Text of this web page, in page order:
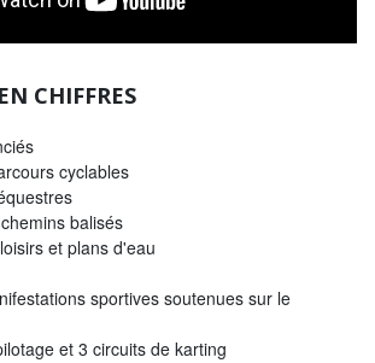
CHIFFRES
cyclables
balisés
et plans d'eau
sportives soutenues sur le
et 3 circuits de karting